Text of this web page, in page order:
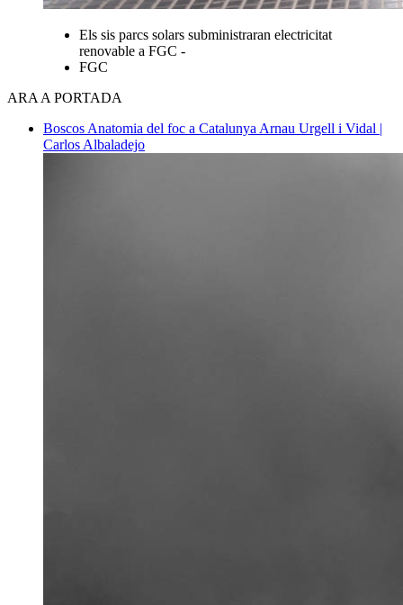
Els sis parcs solars subministraran electricitat
renovable a FGC -
FGC
ARA A PORTADA
Boscos Anatomia del foc a Catalunya Arnau Urgell i Vidal |
Carlos Albaladejo